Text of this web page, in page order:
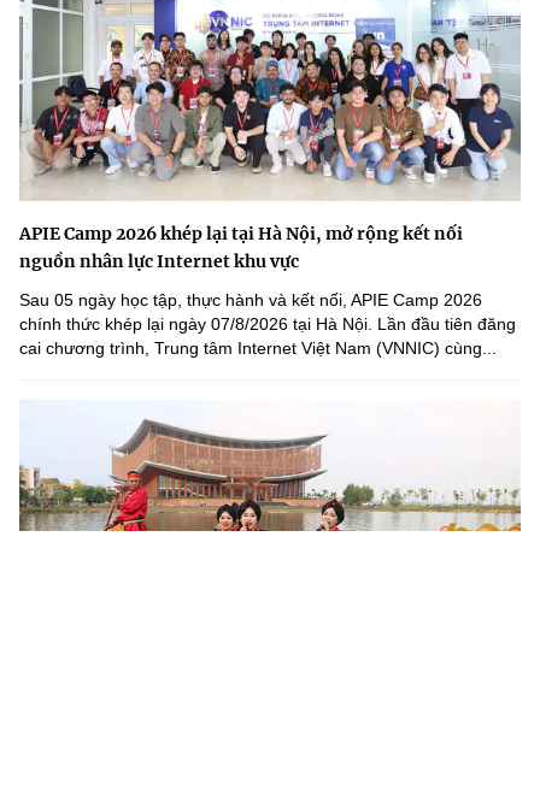
APIE Camp 2026 khép lại tại Hà Nội, mở rộng kết nối
nguồn nhân lực Internet khu vực
Sau 05 ngày học tập, thực hành và kết nối, APIE Camp 2026
chính thức khép lại ngày 07/8/2026 tại Hà Nội. Lần đầu tiên đăng
cai chương trình, Trung tâm Internet Việt Nam (VNNIC) cùng...